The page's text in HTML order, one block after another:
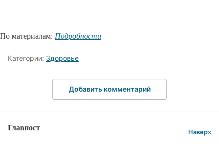
По материалам: Подробности
Категории: Здоровье
Добавить комментарий
Главпост Наверх